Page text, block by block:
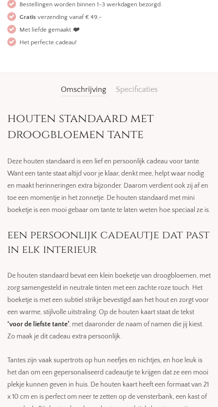
Bestellingen worden binnen 1-3 werkdagen bezorgd.
Gratis verzending vanaf € 49,-
Met liefde gemaakt ❤️
Het perfecte cadeau!
Omschrijving Specificaties
houten standaard met
droogbloemen tante
Deze houten standaard is een lief en persoonlijk cadeau voor tante.
Want een tante staat altijd voor je klaar, denkt mee, helpt waar nodig
en maakt herinneringen extra bijzonder. Daarom verdient ook zij af en
toe een momentje in het zonnetje. De houten standaard met mini
boeketje is een mooi gebaar om tante te laten weten hoe speciaal ze is.
een persoonlijk cadeautje dat past
in elk interieur
De houten standaard bevat een klein boeketje van droogbloemen, met
zorg samengesteld in neutrale tinten met een zachte roze touch. Het
boeketje is met een subtiel strikje bevestigd aan het hout en zorgt voor
een warme, stijlvolle uitstraling. Op de houten kaart staat de tekst
‘voor de liefste tante’, met daaronder de naam of namen die jij kiest.
Zo maak je dit cadeau extra persoonlijk.
Tantes zijn vaak supertrots op hun neefjes en nichtjes, en hoe leuk is
het dan om een gepersonaliseerd cadeautje te krijgen dat ze een mooi
plekje kunnen geven in huis. De houten kaart heeft een formaat van 21
x 10 cm en is perfect om neer te zetten op de vensterbank, een kast of